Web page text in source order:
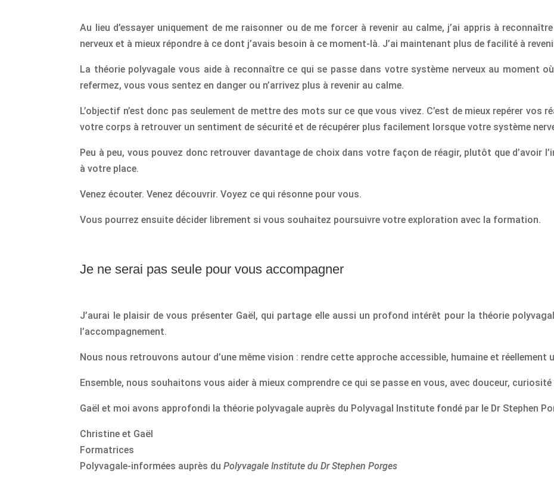
Au lieu d’essayer uniquement de me raisonner ou de me forcer à revenir au calme, j’ai appris à
nerveux et à mieux répondre à ce dont j’avais besoin à ce moment-là. J’ai maintenant plus de facilité à
La théorie polyvagale vous aide à reconnaître ce qui se passe dans votre système nerveux au moment
refermez, vous vous sentez en danger ou n’arrivez plus à revenir au calme.
L’objectif n’est donc pas seulement de mettre des mots sur ce que vous vivez. C’est de mieux repérer vos
votre corps à retrouver un sentiment de sécurité et de récupérer plus facilement lorsque votre système
Peu à peu, vous pouvez donc retrouver davantage de choix dans votre façon de réagir, plutôt que d’avoir
à votre place.
Venez écouter. Venez découvrir. Voyez ce qui résonne pour vous.
Vous pourrez ensuite décider librement si vous souhaitez poursuivre votre exploration avec la formation.
Je ne serai pas seule pour vous accompagner
J’aurai le plaisir de vous présenter Gaël, qui partage elle aussi un profond intérêt pour la théorie
l’accompagnement.
Nous nous retrouvons autour d’une même vision : rendre cette approche accessible, humaine et réellement
Ensemble, nous souhaitons vous aider à mieux comprendre ce qui se passe en vous, avec douceur,
Gaël et moi avons approfondi la théorie polyvagale auprès du Polyvagal Institute fondé par le Dr Stephen
Christine et Gaël
Formatrices
Polyvagale-informées auprès duPolyvagale Institute du Dr Stephen Porges